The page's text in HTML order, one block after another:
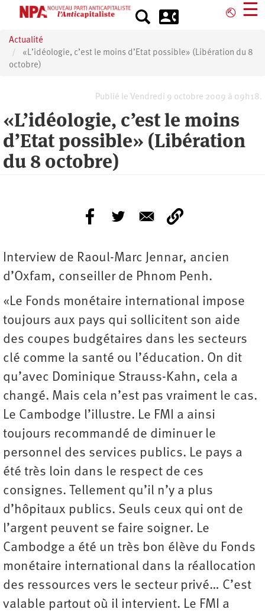
principal
⎋ ☰
Actualité
«L’idéologie, c’est le moins d’Etat possible» (Libération du 8
octobre)
Publié le Vendredi 9 octobre 2009 à 09h18.
«L’idéologie, c’est le moins
d’Etat possible» (Libération
du 8 octobre)
Interview de Raoul-Marc Jennar, ancien
d’Oxfam, conseiller de Phnom Penh.
«Le Fonds monétaire international impose
toujours aux pays qui sollicitent son aide
des coupes budgétaires dans les secteurs
clé comme la santé ou l’éducation. On dit
qu’avec Dominique Strauss-Kahn, cela a
changé. Mais cela n’est pas vraiment le cas.
Le Cambodge l’illustre. Le FMI a ainsi
toujours recommandé de diminuer le
personnel des services publics. Le pays a
été très loin dans le respect de ces
consignes. Tellement qu’il n’y a plus
d’hôpitaux publics. Seuls ceux qui ont de
l’argent peuvent se faire soigner. Le
Cambodge a été un très bon élève du Fonds
monétaire international dans la réallocation
des ressources vers le secteur privé… C’est
valable partout où il intervient. Le FMI a